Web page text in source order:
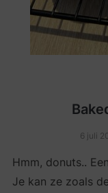
6 juli
Hmm, donuts..
Je kan ze zoals